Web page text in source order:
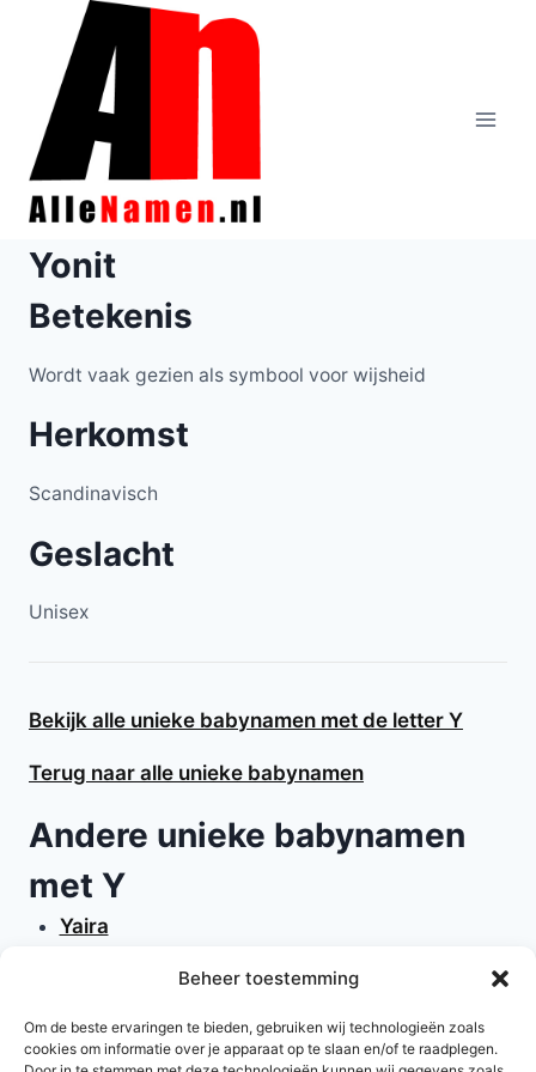
Beheer toestemming
Om de beste ervaringen te bieden, gebruiken wij technologieën zoals
cookies om informatie over je apparaat op te slaan en/of te raadplegen.
Doorgaan
inhoud
Yonit
Betekenis
Wordt vaak gezien als symbool voor wijsheid
Herkomst
Scandinavisch
Geslacht
Unisex
Bekijk alle unieke babynamen met de letter Y
Terug naar alle unieke babynamen
Andere unieke babynamen
met Y
Yaira
Yori
Yulia